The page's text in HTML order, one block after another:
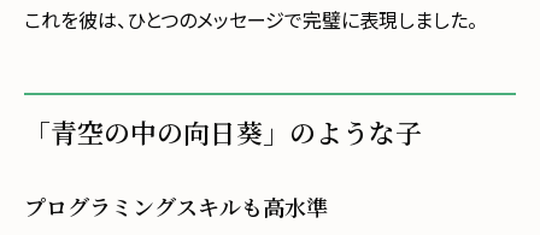
これを彼は、ひとつのメッセージで完璧に表現しました。
「青空の中の向日葵」のような子
プログラミングスキルも高水準